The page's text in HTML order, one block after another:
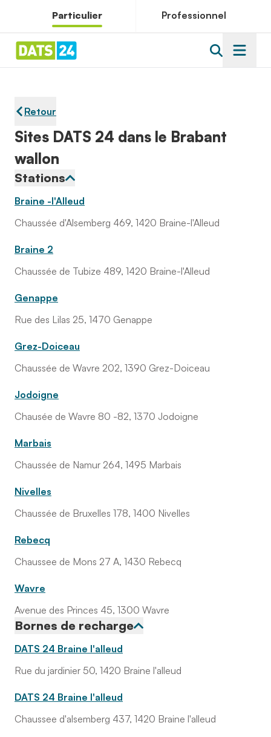
Particulier Professionnel
Retour
Sites DATS 24 dans le Brabant
wallon
Stations
Braine -l'Alleud
Chaussée d'Alsemberg 469, 1420 Braine-l'Alleud
Braine 2
Chaussée de Tubize 489, 1420 Braine-l'Alleud
Genappe
Rue des Lilas 25, 1470 Genappe
Grez-Doiceau
Chaussée de Wavre 202, 1390 Grez-Doiceau
Jodoigne
Chausée de Wavre 80 -82, 1370 Jodoigne
Marbais
Chaussée de Namur 264, 1495 Marbais
Nivelles
Chaussée de Bruxelles 178, 1400 Nivelles
Rebecq
Chaussee de Mons 27 A, 1430 Rebecq
Wavre
Avenue des Princes 45, 1300 Wavre
Bornes de recharge
DATS 24 Braine l'alleud
Rue du jardinier 50, 1420 Braine l'alleud
DATS 24 Braine l'alleud
Chaussee d'alsemberg 437, 1420 Braine l'alleud